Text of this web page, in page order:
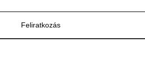
Feliratkozás